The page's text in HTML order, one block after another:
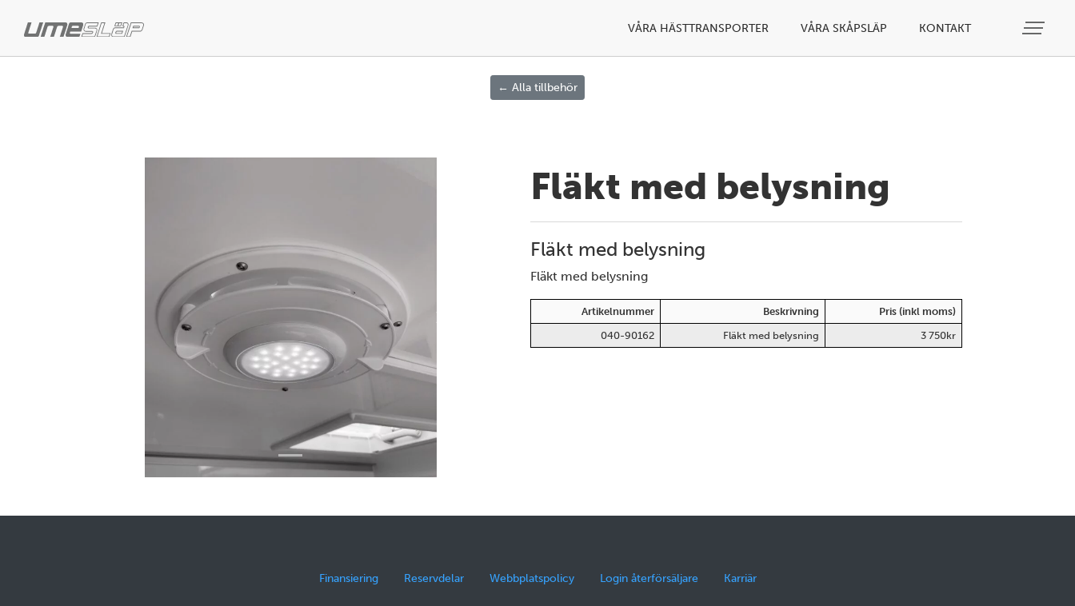
VÅRA HÄSTTRANSPORTER VÅRA SKÅPSLÄP KONTAKT
← Alla tillbehör
Previous
Fläkt med belysning
Fläkt med belysning
Fläkt med belysning
Artikelnummer Beskrivning
Pris (inkl moms)
040-90162
Fläkt med belysning 3 750kr
Finansiering Reservdelar Webbplatspolicy Login återförsäljare Karriär